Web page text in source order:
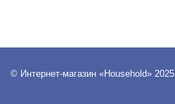
© Интернет-магазин «Household» 2025